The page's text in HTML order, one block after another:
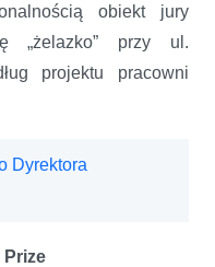
obiekt jury
„żelazko” przy ul.
projektu pracowni
Dyrektora
Prize